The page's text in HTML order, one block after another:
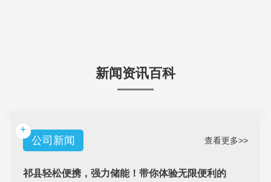
新闻资讯百科
+
公司新闻
查看更多>>
祁县轻松便携，强力储能！带你体验无限便利的